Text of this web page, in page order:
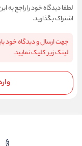
لطفا دیدگاه خود را راجع به
اشتراک بگذارید.
جهت ارسال و دیدگاه خود
لینک زیر کلیک نمایید.